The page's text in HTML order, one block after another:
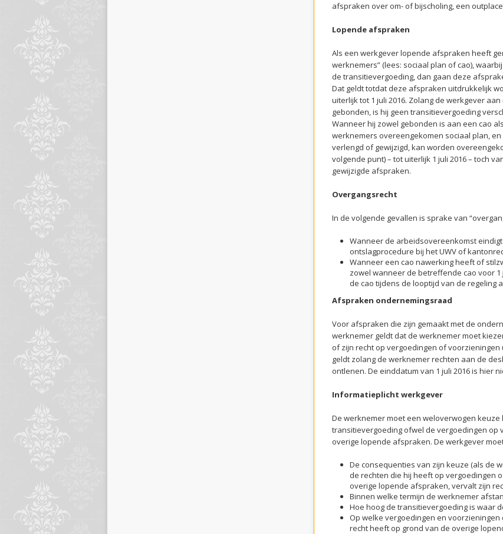
afspraken over om- of bijscholing, een
Lopende afspraken
Als een werkgever lopende afspraken heeft
werknemers” (lees: sociaal plan of cao),
de transitievergoeding, dan gaan deze
Dat geldt totdat deze afspraken uitdrukkelijk
uiterlijk tot 1 juli 2016. Zolang de werkgever
gebonden, is hij geen transitievergoeding
Wanneer hij zowel gebonden is aan een cao
werknemers overeengekomen sociaal plan,
verlengd of gewijzigd, kan worden
volgende punt) – tot uiterlijk 1 juli 2016 – toch
gewijzigde afspraken.
Overgangsrecht
In de volgende gevallen is sprake van
Wanneer de arbeidsovereenkomst eindigt
ontslagprocedure bij het UWV of
Wanneer een cao nawerking heeft of
zowel wanneer de betreffende cao voor
de cao tijdens de looptijd van de regeling
Afspraken ondernemingsraad
Voor afspraken die zijn gemaakt met de
werknemer geldt dat de werknemer moet
of zijn recht op vergoedingen of
geldt zolang de werknemer rechten aan de
ontlenen. De einddatum van 1 juli 2016 is hier
Informatieplicht werkgever
De werknemer moet een weloverwogen
transitievergoeding ofwel de vergoedingen op
overige lopende afspraken. De werkgever
De consequenties van zijn keuze (als de
de rechten die hij heeft op vergoedingen
overige lopende afspraken, vervalt zijn
Binnen welke termijn de werknemer
Hoe hoog de transitievergoeding is waar
Op welke vergoedingen en
recht heeft op grond van de overige